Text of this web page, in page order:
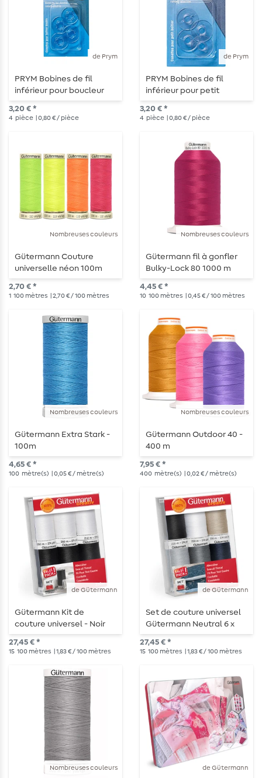
de Prym
PRYM Bobines de fil
inférieur pour boucleur
double 21,9mm
3,20 € *
4 pièce | 0,80 € / pièce
de Prym
PRYM Bobines de fil
inférieur pour petit
boucleur rotatif 21,2mm
3,20 € *
4 pièce | 0,80 € / pièce
Nombreuses couleurs
Gütermann Couture
universelle néon 100m
2,70 € *
1 100 mètres | 2,70 € / 100 mètres
Nombreuses couleurs
Gütermann fil à gonfler
Bulky-Lock 80 1000 m
4,45 € *
10 100 mètres | 0,45 € / 100 mètres
Nombreuses couleurs
Gütermann Extra Stark -
100m
4,65 € *
100 mètre(s) | 0,05 € / mètre(s)
Nombreuses couleurs
Gütermann Outdoor 40 -
400 m
7,95 € *
400 mètre(s) | 0,02 € / mètre(s)
de Gütermann
Gütermann Kit de
couture universel - Noir
Blanc 6 x 250m
27,45 € *
15 100 mètres | 1,83 € / 100 mètres
de Gütermann
Set de couture universel
Gütermann Neutral 6 x
250m
27,45 € *
15 100 mètres | 1,83 € / 100 mètres
Nombreuses couleurs de Gütermann